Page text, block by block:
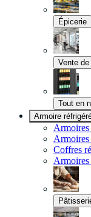
Épicerie
Vente de
Tout en
Armoire
Armoires
Armoires
Coffres
Armoires